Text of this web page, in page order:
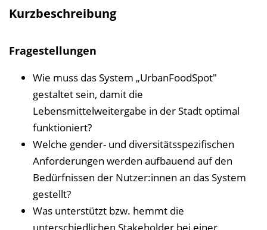
Kurzbeschreibung
Fragestellungen
Wie muss das System „UrbanFoodSpot"
gestaltet sein, damit die
Lebensmittelweitergabe in der Stadt optimal
funktioniert?
Welche gender- und diversitätsspezifischen
Anforderungen werden aufbauend auf den
Bedürfnissen der Nutzer:innen an das System
gestellt?
Was unterstützt bzw. hemmt die